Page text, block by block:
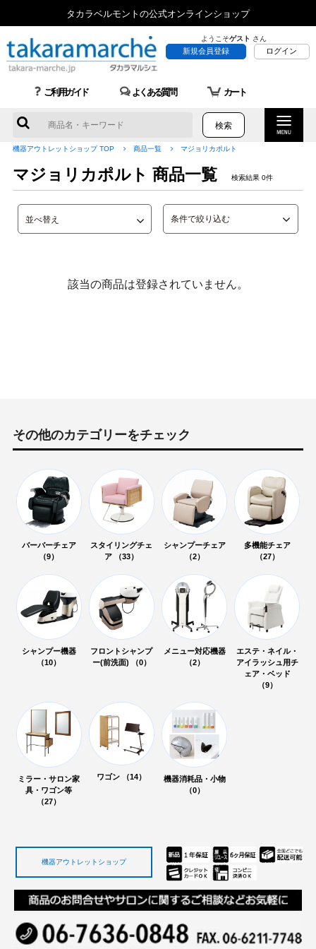
タカラベルモントの公式オンラインショップ
ようこそゲスト さん
新規会員登録 ログイン
ご利用ガイド よくある質問 カート
機器アウトレットショップ TOP 商品一覧 マジョリカポルト
マジョリカポルト 商品一覧 検索結果 0件
条件で絞り込む
該当の商品は登録されていません。
その他のカテゴリーをチェック
バーバーチェア
（9）
スタイリングチェ
ア （33）
シャンプーチェア
（2）
多機能チェア
（27）
シャンプー機器
（10）
フロントシャンプ
ー(前洗面) （0）
メニュー対応機器
（2）
エステ・ネイル・
アイラッシュ用チ
ェア・ベッド
（9）
ミラー・サロン家
具・ワゴン等
（27）
ワゴン （14）
機器消耗品・小物
（0）
機器アウトレットショップ